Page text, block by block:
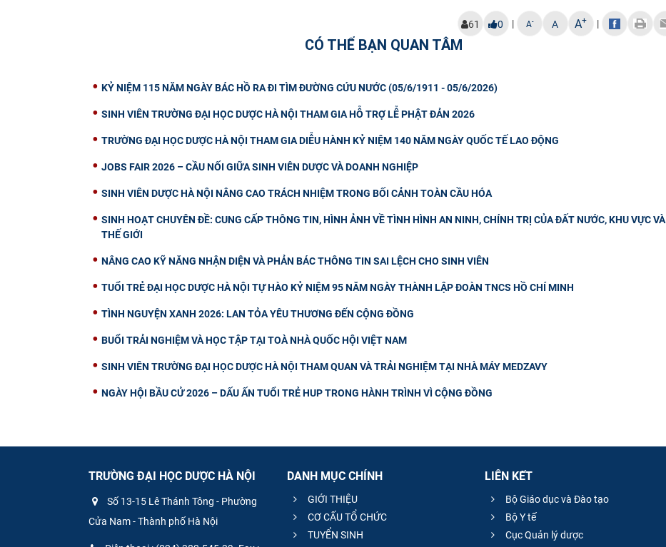
61 0 | A- A A+ |
CÓ THỂ BẠN QUAN TÂM
KỶ NIỆM 115 NĂM NGÀY BÁC HỒ RA ĐI TÌM ĐƯỜNG CỨU NƯỚC (05/6/1911 - 05/6/2026)
SINH VIÊN TRƯỜNG ĐẠI HỌC DƯỢC HÀ NỘI THAM GIA HỖ TRỢ LỄ PHẬT ĐẢN 2026
TRƯỜNG ĐẠI HỌC DƯỢC HÀ NỘI THAM GIA DIỄU HÀNH KỶ NIỆM 140 NĂM NGÀY QUỐC TẾ LAO ĐỘNG
JOBS FAIR 2026 – CẦU NỐI GIỮA SINH VIÊN DƯỢC VÀ DOANH NGHIỆP
SINH VIÊN DƯỢC HÀ NỘI NÂNG CAO TRÁCH NHIỆM TRONG BỐI CẢNH TOÀN CẦU HÓA
SINH HOẠT CHUYÊN ĐỀ: CUNG CẤP THÔNG TIN, HÌNH ẢNH VỀ TÌNH HÌNH AN NINH, CHÍNH TRỊ CỦA ĐẤT NƯỚC, KHU VỰC VÀ
THẾ GIỚI
NÂNG CAO KỸ NĂNG NHẬN DIỆN VÀ PHẢN BÁC THÔNG TIN SAI LỆCH CHO SINH VIÊN
TUỔI TRẺ ĐẠI HỌC DƯỢC HÀ NỘI TỰ HÀO KỶ NIỆM 95 NĂM NGÀY THÀNH LẬP ĐOÀN TNCS HỒ CHÍ MINH
TÌNH NGUYỆN XANH 2026: LAN TỎA YÊU THƯƠNG ĐẾN CỘNG ĐỒNG
BUỔI TRẢI NGHIỆM VÀ HỌC TẬP TẠI TOÀ NHÀ QUỐC HỘI VIỆT NAM
SINH VIÊN TRƯỜNG ĐẠI HỌC DƯỢC HÀ NỘI THAM QUAN VÀ TRẢI NGHIỆM TẠI NHÀ MÁY MEDZAVY
NGÀY HỘI BẦU CỬ 2026 – DẤU ẤN TUỔI TRẺ HUP TRONG HÀNH TRÌNH VÌ CỘNG ĐỒNG
TRƯỜNG ĐẠI HỌC DƯỢC HÀ NỘI
Số 13-15 Lê Thánh Tông - Phường
Cửa Nam - Thành phố Hà Nội
DANH MỤC CHÍNH
GIỚI THIỆU
CƠ CẤU TỔ CHỨC
TUYỂN SINH
LIÊN KẾT
Bộ Giáo dục và Đào tạo
Bộ Y tế
Cục Quản lý dược